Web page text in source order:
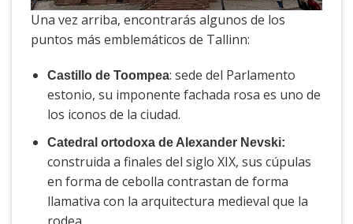
Una vez arriba, encontrarás algunos de los
puntos más emblemáticos de Tallinn:
Castillo de Toompea: sede del Parlamento
estonio, su imponente fachada rosa es uno de
los iconos de la ciudad.
Catedral ortodoxa de Alexander Nevski:
construida a finales del siglo XIX, sus cúpulas
en forma de cebolla contrastan de forma
llamativa con la arquitectura medieval que la